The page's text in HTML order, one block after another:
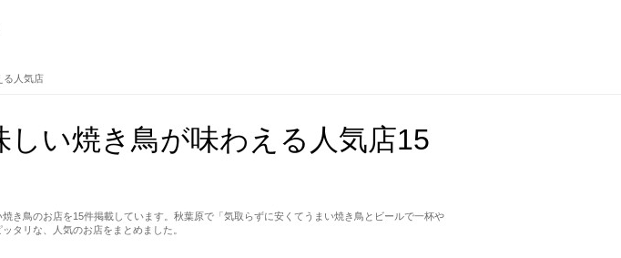
る人気店
い焼き鳥が味わえる人気店15
き鳥のお店を15件掲載しています。秋葉原で「気取らずに安くてうまい焼き鳥とビールで一杯や
タリな、人気のお店をまとめました。